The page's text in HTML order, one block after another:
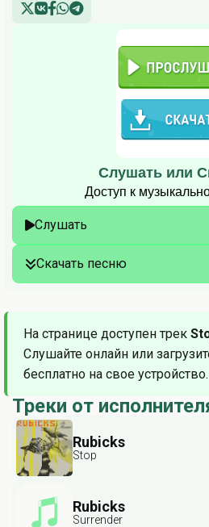
Слушать или
Доступ к
Слушать
Скачать песню
На странице доступен трек
Слушайте онлайн или
бесплатно на свое устройство.
Треки от
Rubicks
Stop
Rubicks
Surrender